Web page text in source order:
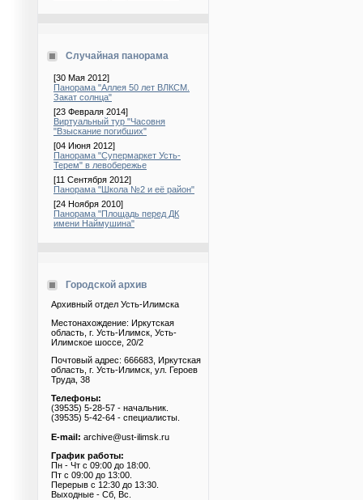
Случайная панорама
[30 Мая 2012]
Панорама "Аллея 50 лет ВЛКСМ.
Закат солнца"
[23 Февраля 2014]
Виртуальный тур "Часовня
"Взыскание погибших"
[04 Июня 2012]
Панорама "Супермаркет Усть-
Терем" в левобережье
[11 Сентября 2012]
Панорама "Школа №2 и её район"
[24 Ноября 2010]
Панорама "Площадь перед ДК
имени Наймушина"
Городской архив
Архивный отдел Усть-Илимска
Местонахождение: Иркутская
область, г. Усть-Илимск, Усть-
Илимское шоссе, 20/2
Почтовый адрес: 666683, Иркутская
область, г. Усть-Илимск, ул. Героев
Труда, 38
Телефоны:
(39535) 5-28-57 - начальник.
(39535) 5-42-64 - специалисты.
E-mail: archive@ust-ilimsk.ru
График работы:
Пн - Чт с 09:00 до 18:00.
Пт с 09:00 до 13:00.
Перерыв с 12:30 до 13:30.
Выходные - Сб, Вс.